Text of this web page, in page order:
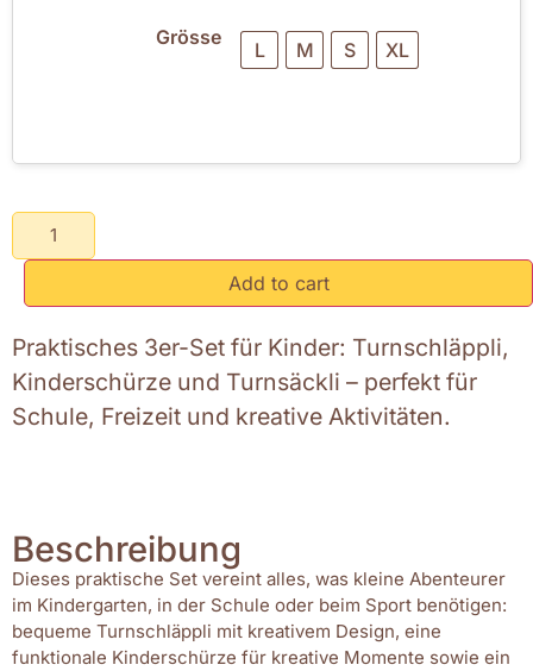
Grösse
L M S XL
Add to cart
Praktisches 3er-Set für Kinder: Turnschläppli,
Kinderschürze und Turnsäckli – perfekt für
Schule, Freizeit und kreative Aktivitäten.
Beschreibung
Dieses praktische Set vereint alles, was kleine Abenteurer
im Kindergarten, in der Schule oder beim Sport benötigen:
bequeme Turnschläppli mit kreativem Design, eine
funktionale Kinderschürze für kreative Momente sowie ein